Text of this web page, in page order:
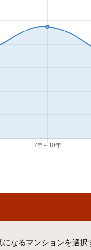
なるマンションを選択